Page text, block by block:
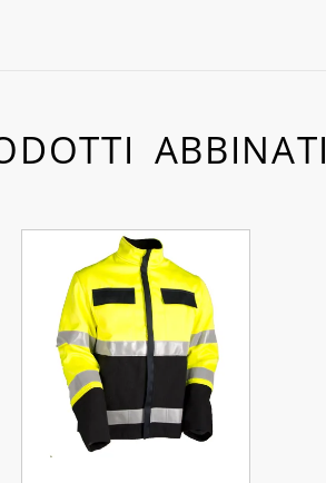
ABBINATI